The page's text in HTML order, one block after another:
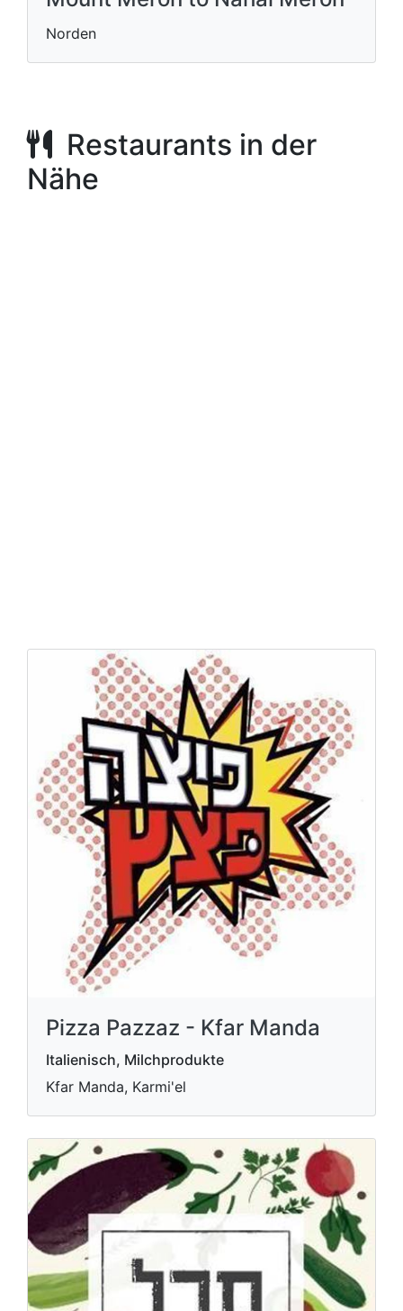
Israel National Trail Part 5 -
Pizza Pazzaz - Kfar Manda
Italienisch, Milchprodukte
Kfar Manda, Karmi'el